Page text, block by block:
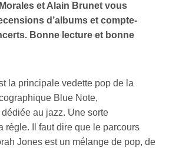
et Alain Brunet vous
d’albums et compte-
Bonne lecture et bonne
la principale vedette pop de la
Blue Note,
au jazz. Une sorte
règle. Il faut dire que le parcours
Jones est un mélange de pop, de